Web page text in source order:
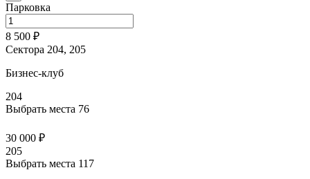
Парковка
8 500 ₽
Сектора 204, 205
Бизнес-клуб
204
Выбрать места 76
30 000 ₽
205
Выбрать места 117